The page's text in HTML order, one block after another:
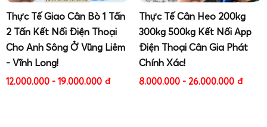
Thực Tế Giao Cân Bò 1 Tấn
2 Tấn Kết Nối Điện Thoại
Cho Anh Sông Ở Vũng Liêm
- Vĩnh Long!
12.000.000 - 19.000.000 đ
Thực Tế Cân Heo 200kg
300kg 500kg Kết Nối App
Điện Thoại Cân Gia Phát
Chính Xác!
8.000.000 - 26.000.000 đ